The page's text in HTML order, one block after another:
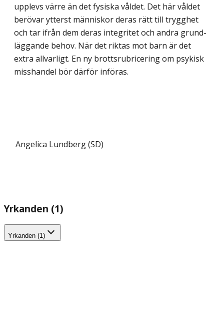
upplevs värre än det fysiska våldet. Det här våldet
berövar ytterst människor deras rätt till trygghet
och tar ifrån dem deras integritet och andra grund­
läggande behov. När det riktas mot barn är det
extra allvarligt. En ny brottsrubricering om psykisk
misshandel bör därför införas.
Angelica Lundberg (SD)
Yrkanden (1)
Yrkanden (1)